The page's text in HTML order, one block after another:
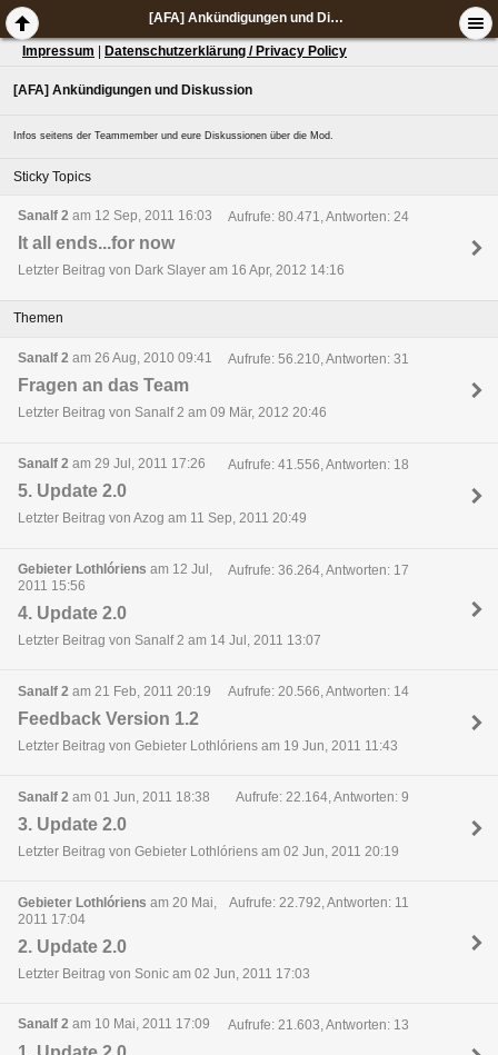
[AFA] Ankündigungen und Diskussion
Impressum Datenschutzerklärung / Privacy Policy
[AFA] Ankündigungen und Diskussion
Infos seitens der Teammember und eure Diskussionen über die Mod.
Sticky Topics
Sanalf 2 am 12 Sep, 2011 16:03 Aufrufe: 80.471, Antworten: 24
It all ends...for now
Letzter Beitrag von Dark Slayer am 16 Apr, 2012 14:16
Themen
Sanalf 2 am 26 Aug, 2010 09:41 Aufrufe: 56.210, Antworten: 31
Fragen an das Team
Letzter Beitrag von Sanalf 2 am 09 Mär, 2012 20:46
Sanalf 2 am 29 Jul, 2011 17:26 Aufrufe: 41.556, Antworten: 18
5. Update 2.0
Letzter Beitrag von Azog am 11 Sep, 2011 20:49
Gebieter Lothlóriens am 12 Jul,
2011 15:56
Aufrufe: 36.264, Antworten: 17
4. Update 2.0
Letzter Beitrag von Sanalf 2 am 14 Jul, 2011 13:07
Sanalf 2 am 21 Feb, 2011 20:19 Aufrufe: 20.566, Antworten: 14
Feedback Version 1.2
Letzter Beitrag von Gebieter Lothlóriens am 19 Jun, 2011 11:43
Sanalf 2 am 01 Jun, 2011 18:38 Aufrufe: 22.164, Antworten: 9
3. Update 2.0
Letzter Beitrag von Gebieter Lothlóriens am 02 Jun, 2011 20:19
Gebieter Lothlóriens am 20 Mai,
2011 17:04
Aufrufe: 22.792, Antworten: 11
2. Update 2.0
Letzter Beitrag von Sonic am 02 Jun, 2011 17:03
Sanalf 2 am 10 Mai, 2011 17:09 Aufrufe: 21.603, Antworten: 13